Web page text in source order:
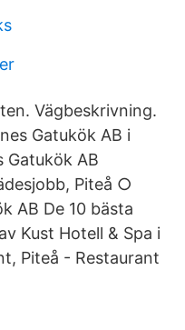
Vägbeskrivning.
Gatukök AB i
Gatukök AB
Piteå ○
AB De 10 bästa
Kust Hotell & Spa i
Piteå - Restaurant